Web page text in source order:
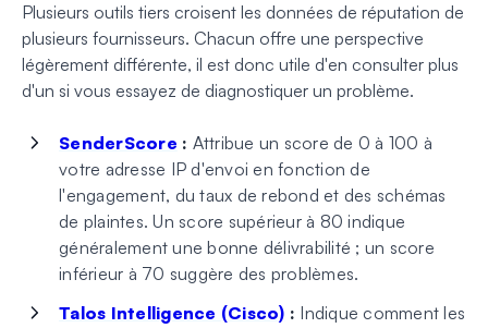
Plusieurs outils tiers croisent les données de réputation de
plusieurs fournisseurs. Chacun offre une perspective
légèrement différente, il est donc utile d'en consulter plus
d'un si vous essayez de diagnostiquer un problème.
SenderScore : Attribue un score de 0 à 100 à
votre adresse IP d'envoi en fonction de
l'engagement, du taux de rebond et des schémas
de plaintes. Un score supérieur à 80 indique
généralement une bonne délivrabilité ; un score
inférieur à 70 suggère des problèmes.
Talos Intelligence (Cisco) : Indique comment les